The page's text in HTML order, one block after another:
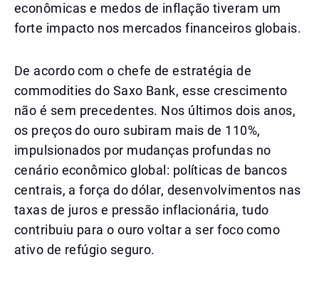
econômicas e medos de inflação tiveram um
forte impacto nos mercados financeiros globais.
De acordo com o chefe de estratégia de
commodities do Saxo Bank, esse crescimento
não é sem precedentes. Nos últimos dois anos,
os preços do ouro subiram mais de 110%,
impulsionados por mudanças profundas no
cenário econômico global: políticas de bancos
centrais, a força do dólar, desenvolvimentos nas
taxas de juros e pressão inflacionária, tudo
contribuiu para o ouro voltar a ser foco como
ativo de refúgio seguro.